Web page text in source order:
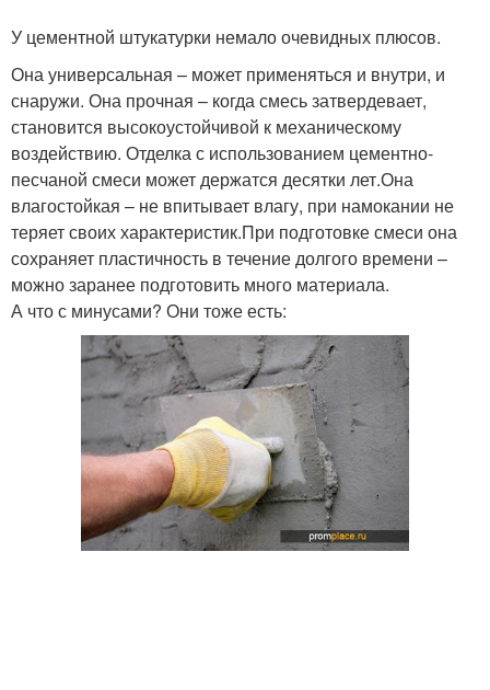
У цементной штукатурки немало очевидных плюсов.
Она универсальная – может применяться и внутри, и
снаружи. Она прочная – когда смесь затвердевает,
становится высокоустойчивой к механическому
воздействию. Отделка с использованием цементно-
песчаной смеси может держатся десятки лет.Она
влагостойкая – не впитывает влагу, при намокании не
теряет своих характеристик.При подготовке смеси она
сохраняет пластичность в течение долгого времени –
можно заранее подготовить много материала.
А что с минусами? Они тоже есть: